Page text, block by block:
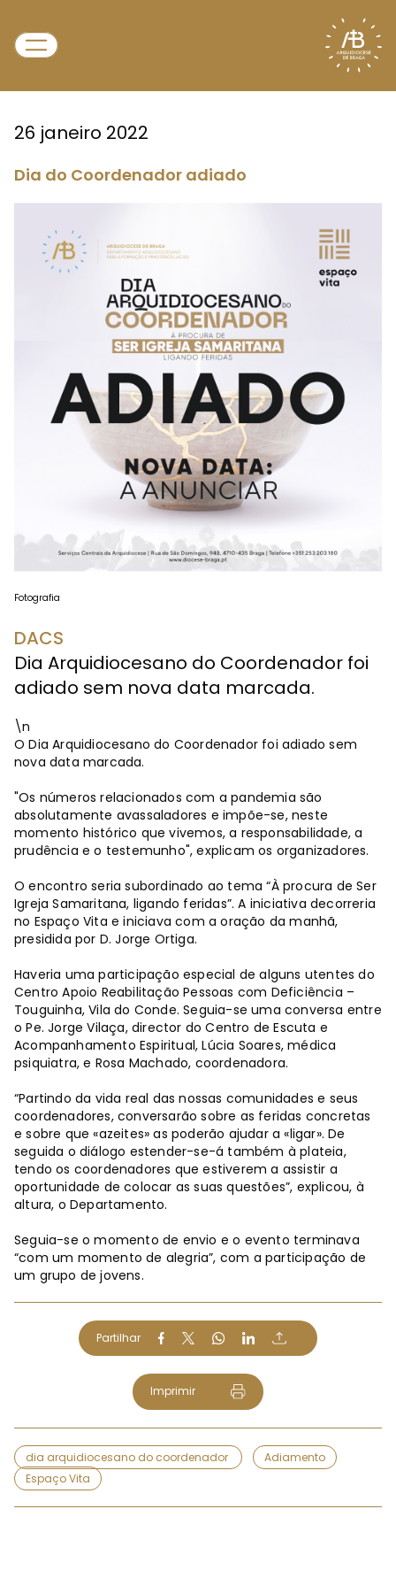
26 janeiro 2022
Dia do Coordenador adiado
Fotografia
DACS
Dia Arquidiocesano do Coordenador foi
adiado sem nova data marcada.
\n
O Dia Arquidiocesano do Coordenador foi adiado sem
nova data marcada.
"Os números relacionados com a pandemia são
absolutamente avassaladores e impõe-se, neste
momento histórico que vivemos, a responsabilidade, a
prudência e o testemunho", explicam os organizadores.
O encontro seria subordinado ao tema “À procura de Ser
Igreja Samaritana, ligando feridas”. A iniciativa decorreria
no Espaço Vita e iniciava com a oração da manhã,
presidida por D. Jorge Ortiga.
Haveria uma participação especial de alguns utentes do
Centro Apoio Reabilitação Pessoas com Deficiência –
Touguinha, Vila do Conde. Seguia-se uma conversa entre
o Pe. Jorge Vilaça, director do Centro de Escuta e
Acompanhamento Espiritual, Lúcia Soares, médica
psiquiatra, e Rosa Machado, coordenadora.
“Partindo da vida real das nossas comunidades e seus
coordenadores, conversarão sobre as feridas concretas
e sobre que «azeites» as poderão ajudar a «ligar». De
seguida o diálogo estender-se-á também à plateia,
tendo os coordenadores que estiverem a assistir a
oportunidade de colocar as suas questões”, explicou, à
altura, o Departamento.
Seguia-se o momento de envio e o evento terminava
“com um momento de alegria”, com a participação de
um grupo de jovens.
Partilhar
Imprimir
dia arquidiocesano do coordenador
Adiamento
Espaço Vita